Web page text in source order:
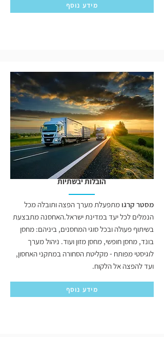
מידע נוסף
הובלות יבשתיות
מסטר קרגו מתפעלת מערך הפצה ותובלה מכל
הנמלים לכל יעד במדינת ישראל.האחסנה מתבצעת
בשיתוף פעולה ובכל סוגי המחסנים, ביניהם: מחסן
בונד, מחסן חופשי, מחסן מזון ועוד. ניהול מערך
לוגיסטי מפותח - מקליטת הסחורה במתקני האחסון,
ועד להפצה אל הלקוח.
מידע נוסף